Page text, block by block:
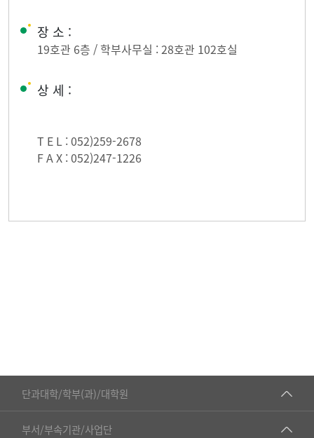
장 소 :
19호관 6층 / 학부사무실 : 28호관 102호실
상 세 :
T E L : 052)259-2678
F A X : 052)247-1226
단과대학/학부(과)/대학원
■인문대학
▷국어국문학부
부서/부속기관/사업단
공동기기센터